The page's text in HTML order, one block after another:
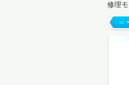
修理